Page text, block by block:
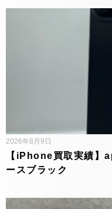
【iPhone買取実績
ースブラック
2026年8月9日